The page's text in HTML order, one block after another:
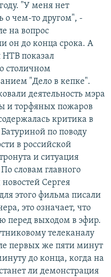
"У меня нет
о чем-то другом", -
на вопрос
он до конца срока. А
НТВ показал
столичном
"Дело в кепке".
деятельность мэра
и торфяных пожаров
критика в
по поводу
в российской
и ситуация
словам главного
Сергея
этого фильма писали
это означает, что
перед выходом в эфир.
телеканалу
первых же пяти минут
до конца, когда на
ли демонстрация